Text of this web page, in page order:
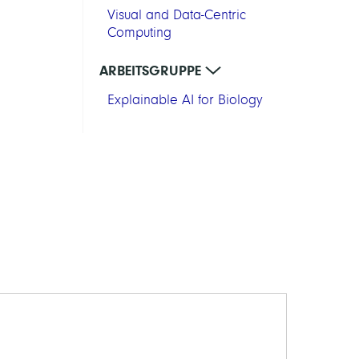
Visual and Data-Centric
Computing
ARBEITSGRUPPE
Explainable AI for Biology